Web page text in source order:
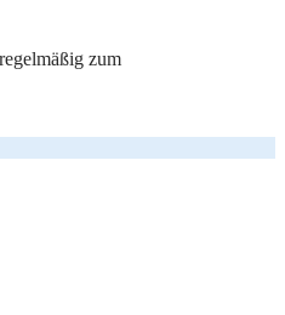
zum